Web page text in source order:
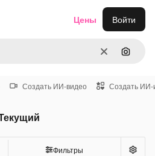
ОчиститьПоиск
Цены Войти
Создать ИИ-видео Создать ИИ-
Фильтры